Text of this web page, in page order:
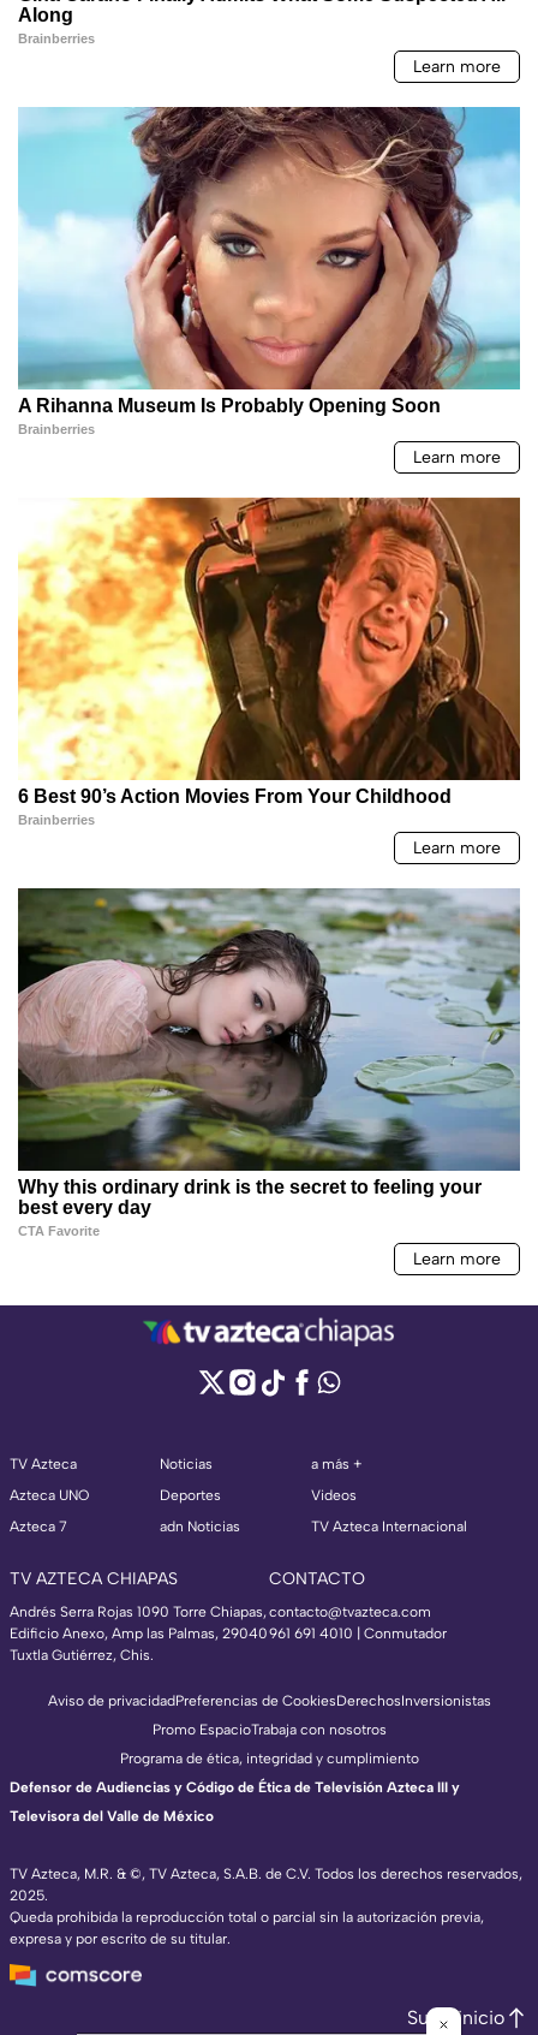
TV Azteca
Azteca UNO
Azteca 7
Noticias
Deportes
adn Noticias
a más +
Videos
TV Azteca Internacional
TV AZTECA CHIAPAS
Andrés Serra Rojas 1090 Torre Chiapas,
Edificio Anexo, Amp las Palmas, 29040
Tuxtla Gutiérrez, Chis.
CONTACTO
contacto@tvazteca.com
961 691 4010 | Conmutador
TV Azteca, M.R. & ©, TV Azteca, S.A.B. de C.V. Todos los derechos reservados,
2025.
Queda prohibida la reproducción total o parcial sin la autorización previa,
expresa y por escrito de su titular.
Aviso de privacidadPreferencias de CookiesDerechosInversionistas
Promo EspacioTrabaja con nosotros
Programa de ética, integridad y cumplimiento
Defensor de Audiencias y Código de Ética de Televisión Azteca III y
Televisora del Valle de México
Subir inicio